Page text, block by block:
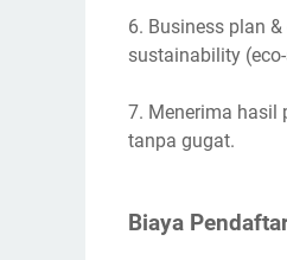
6. Business plan
sustainability
7. Menerima hasil
tanpa gugat.
Biaya